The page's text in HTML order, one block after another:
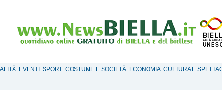
EVENTI SPORT COSTUME E SOCIETÀ ECONOMIA CULTURA E